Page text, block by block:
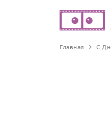
Главная С